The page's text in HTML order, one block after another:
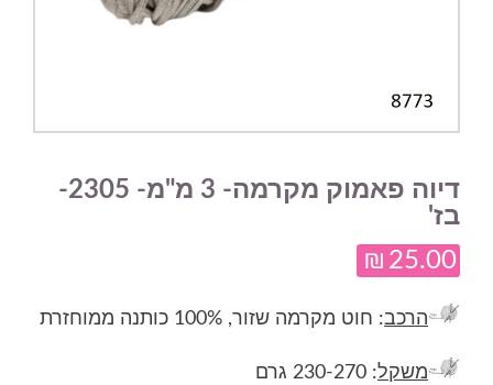
דיוה פאמוק מקרמה- 3 מ"מ- 2305-
בז'
₪ 25.00
הרכב: חוט מקרמה שזור, 100% כותנה ממוחזרת
משקל: 230-270 גרם